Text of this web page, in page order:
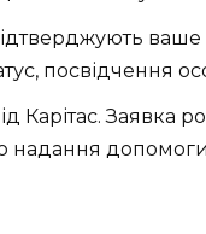
посвідчення
Карітас. Заявка
надання